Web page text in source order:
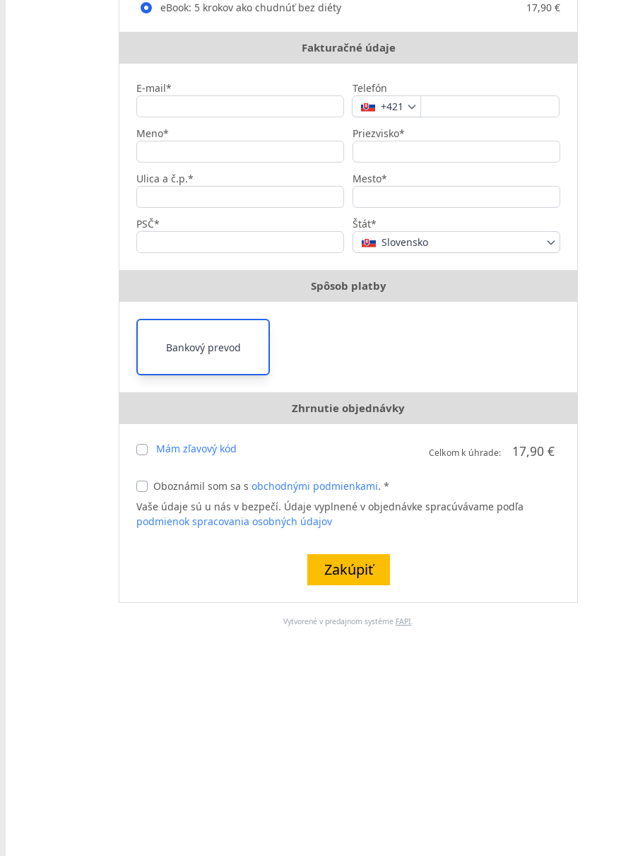
eBook: 5 krokov ako chudnúť bez diéty 17,90 €
Fakturačné údaje
E-mail*
Telefón
+421
Meno*
Priezvisko*
Ulica a č.p.* Mesto*
PSČ*
Štát*
Slovensko
Spôsob platby
Bankový prevod
Zhrnutie objednávky
Mám zľavový kód Celkom k úhrade: 17,90 €
Oboznámil som sa s obchodnými podmienkami. *
Vaše údaje sú u nás v bezpečí. Údaje vyplnené v objednávke spracúvávame podľa
podmienok spracovania osobných údajov
Zakúpiť
Vytvorené v predajnom systéme FAPI.